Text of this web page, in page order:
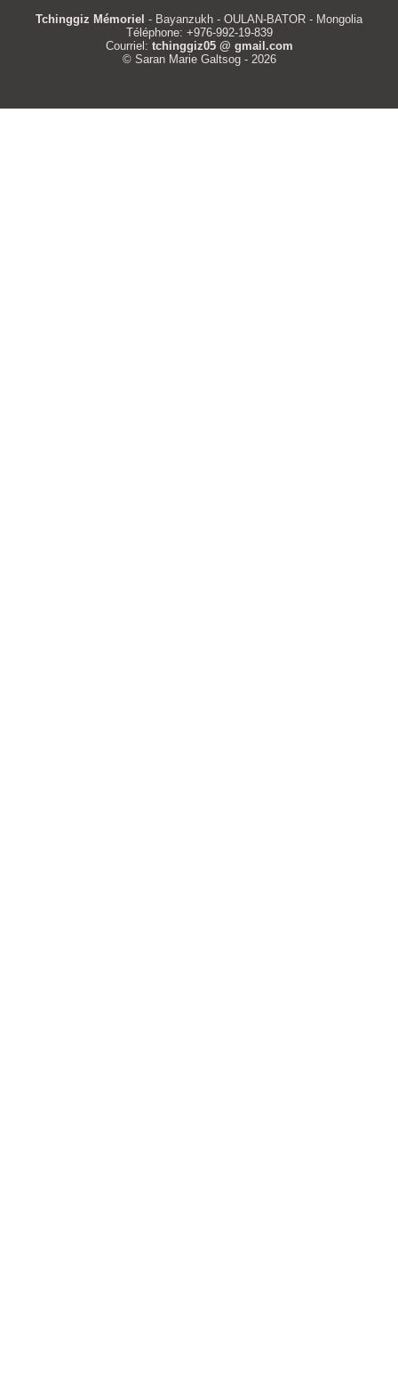
Tchinggiz Mémoriel - Bayanzukh - OULAN-BATOR - Mongolia
Téléphone: +976-992-19-839
Courriel: tchinggiz05 @ gmail.com
© Saran Marie Galtsog - 2026